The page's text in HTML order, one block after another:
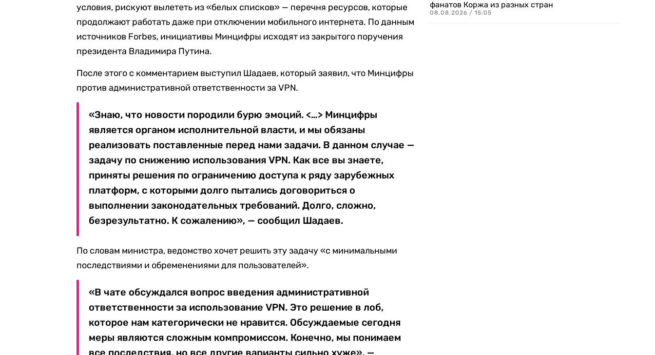
условия, рискуют вылететь из «белых списков» — перечня ресурсов, которые
продолжают работать даже при отключении мобильного интернета. По данным
источников Forbes, инициативы Минцифры исходят из закрытого поручения
президента Владимира Путина.
После этого с комментарием выступил Шадаев, который заявил, что Минцифры
против административной ответственности за VPN.
«Знаю, что новости породили бурю эмоций. <…> Минцифры
является органом исполнительной власти, и мы обязаны
реализовать поставленные перед нами задачи. В данном случае —
задачу по снижению использования VPN. Как все вы знаете,
приняты решения по ограничению доступа к ряду зарубежных
платформ, с которыми долго пытались договориться о
выполнении законодательных требований. Долго, сложно,
безрезультатно. К сожалению», — сообщил Шадаев.
По словам министра, ведомство хочет решить эту задачу «с минимальными
последствиями и обременениями для пользователей».
«В чате обсуждался вопрос введения административной
ответственности за использование VPN. Это решение в лоб,
которое нам категорически не нравится. Обсуждаемые сегодня
меры являются сложным компромиссом. Конечно, мы понимаем
все последствия, но все другие варианты сильно хуже», —
фанатов Коржа из разных стран
08.08.2026 / 15:05